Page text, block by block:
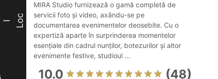
I Loc
MIRA Studio furnizează o gamă completă de
servicii foto și video, axându-se pe
documentarea evenimentelor deosebite. Cu o
expertiză aparte în surprinderea momentelor
esențiale din cadrul nunților, botezurilor și altor
evenimente festive, studioul ...
10.0 (48)